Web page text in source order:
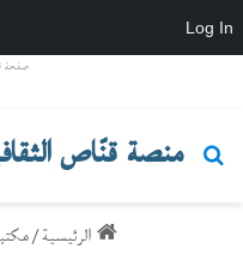
Log In
صفحة
منصة قنّاص
بحث عن
الرئيسية/